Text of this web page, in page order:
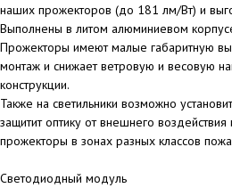
наших прожекторов (до 181 лм/Вт) и
Выполнены в литом алюминиевом
Прожекторы имеют малые габаритную
монтаж и снижает ветровую и весовую
конструкции.
Также на светильники возможно
защитит оптику от внешнего воздействия
прожекторы в зонах разных классов
Светодиодный модуль